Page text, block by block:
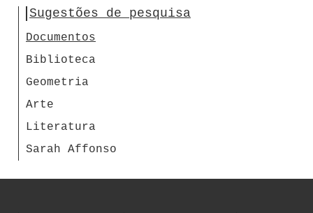
Sugestões de pesquisa
Documentos
Biblioteca
Geometria
Arte
Literatura
Sarah Affonso